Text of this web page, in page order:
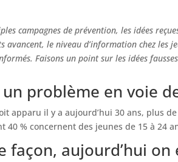
campagnes de prévention, les idées
avancent, le niveau d’information chez les
Faisons un point sur les idées
un problème en voie
apparu il y a aujourd’hui 30 ans, plus
40 % concernent des jeunes de 15 à 24
façon, aujourd’hui on